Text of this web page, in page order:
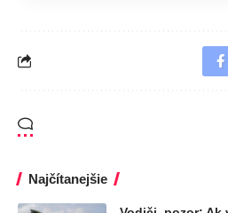
Najčítanejšie